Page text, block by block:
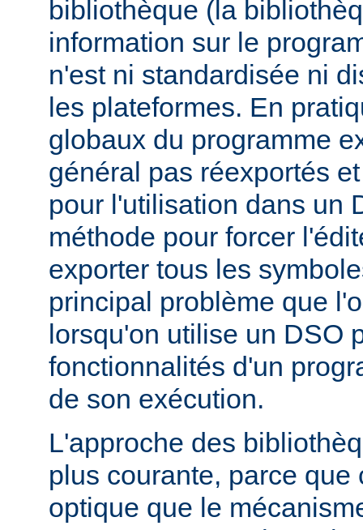
bibliothèque (la
information sur le
n'est ni standardisée ni
les plateformes. En
globaux du programme
général pas réexportés
pour l'utilisation dans un
méthode pour forcer
exporter tous les
principal problème que
lorsqu'on utilise un DSO
fonctionnalités d'un
de son exécution.
L'approche des
plus courante, parce que
optique que le